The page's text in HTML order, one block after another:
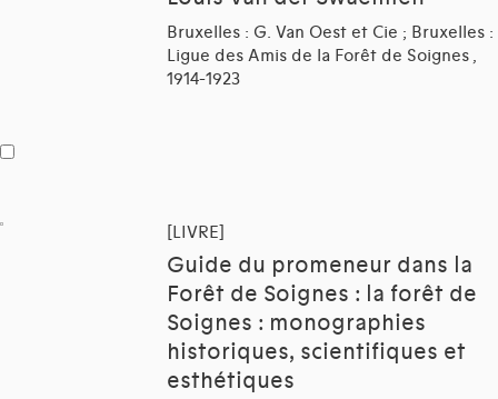
Bruxelles : G. Van Oest et Cie ; Bruxelles :
Ligue des Amis de la Forêt de Soignes ,
1914-1923
[LIVRE]
Guide du promeneur dans la
Forêt de Soignes : la forêt de
Soignes : monographies
historiques, scientifiques et
esthétiques